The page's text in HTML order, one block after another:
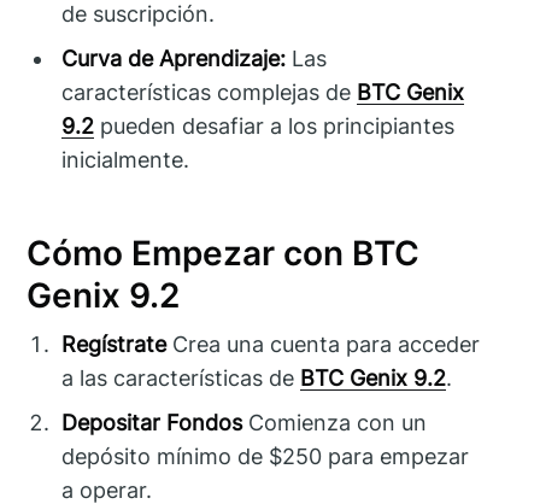
de suscripción.
Curva de Aprendizaje: Las
características complejas de BTC Genix
9.2 pueden desafiar a los principiantes
inicialmente.
Cómo Empezar con BTC
Genix 9.2
RegístrateCrea una cuenta para acceder
a las características de BTC Genix 9.2.
Depositar FondosComienza con un
depósito mínimo de $250 para empezar
a operar.